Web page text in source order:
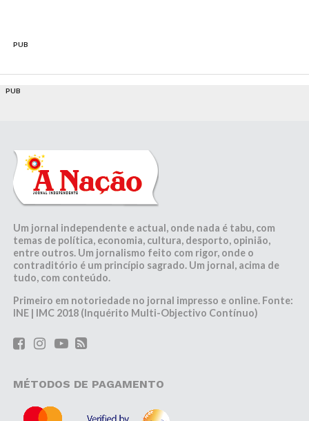
PUB
PUB
Um jornal independente e actual, onde nada é tabu, com
temas de política, economia, cultura, desporto, opinião,
entre outros. Um jornalismo feito com rigor, onde o
contraditório é um princípio sagrado. Um jornal, acima de
tudo, com conteúdo.
Primeiro em notoriedade no jornal impresso e online. Fonte:
INE | IMC 2018 (Inquérito Multi-Objectivo Contínuo)
MÉTODOS DE PAGAMENTO